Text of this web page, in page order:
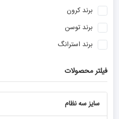
برند کرون
برند توسن
برند استرانگ
نووا
برندان ای سی
برندهیوندای
فیلتر محصولات
سایز سه نظام